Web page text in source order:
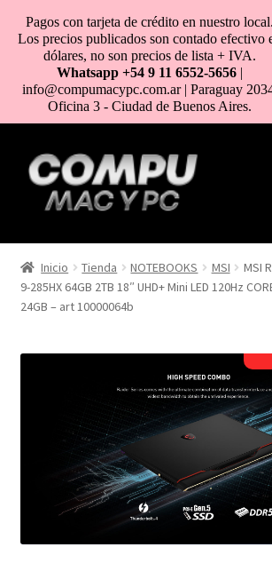
al
contenido
HOME
TIENDA
NOSOTROS
SERVICIOS
Inicio Tienda NOTEBOOKS MSI
MSI
9-285HX 64GB 2TB 18″ UHD+ Mini LED 120Hz
24GB – art 10000064b
Pagos con tarjeta de crédito en nuestro local.
Los precios publicados son contado efectivo
dólares, no son precios de lista + IVA.
Whatsapp +54 9 11 6552-5656 |
info@compumacypc.com.ar | Paraguay
Oficina 3 - Ciudad de Buenos Aires.